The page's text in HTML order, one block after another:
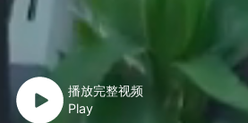
播放完整视频
Play